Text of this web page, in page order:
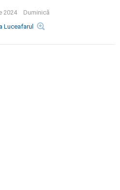
2024
Duminică
Luceafarul